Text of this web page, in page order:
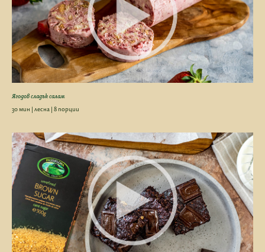
Ягодов сладък салам
30 мин | лесна | 8 порции